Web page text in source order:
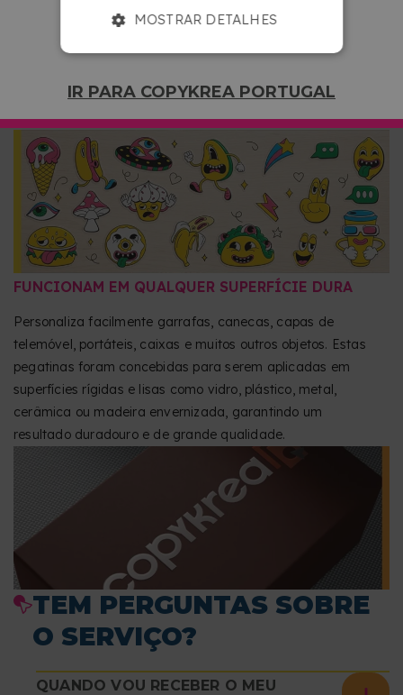
IR PARA COPYKREA PORTUGAL
efeito relevo impressionante que vai destacar os teus
designs. Além disso, podes escolher entre acabamento
quiseres. Um acabamento premium que dá profundidade
e mais presença a logótipos, ilustrações ou nomes.
FUNCIONAM EM QUALQUER SUPERFÍCIE DURA
Personaliza facilmente garrafas, canecas, capas de
telemóvel, portáteis, caixas e muitos outros objetos. Estas
pegatinas foram concebidas para serem aplicadas em
superfícies rígidas e lisas como vidro, plástico, metal,
cerâmica ou madeira envernizada, garantindo um
resultado duradouro e de grande qualidade.
TEM PERGUNTAS SOBRE
O SERVIÇO?
QUANDO VOU RECEBER O MEU
MOSTRAR DETALHES